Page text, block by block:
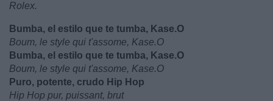
Rolex.
Bumba, el estilo que te tumba, Kase.O
Boum, le style qui t'assome, Kase.O
Bumba, el estilo que te tumba, Kase.O
Boum, le style qui t'assome, Kase.O
Puro, potente, crudo Hip Hop
Hip Hop pur, puissant, brut